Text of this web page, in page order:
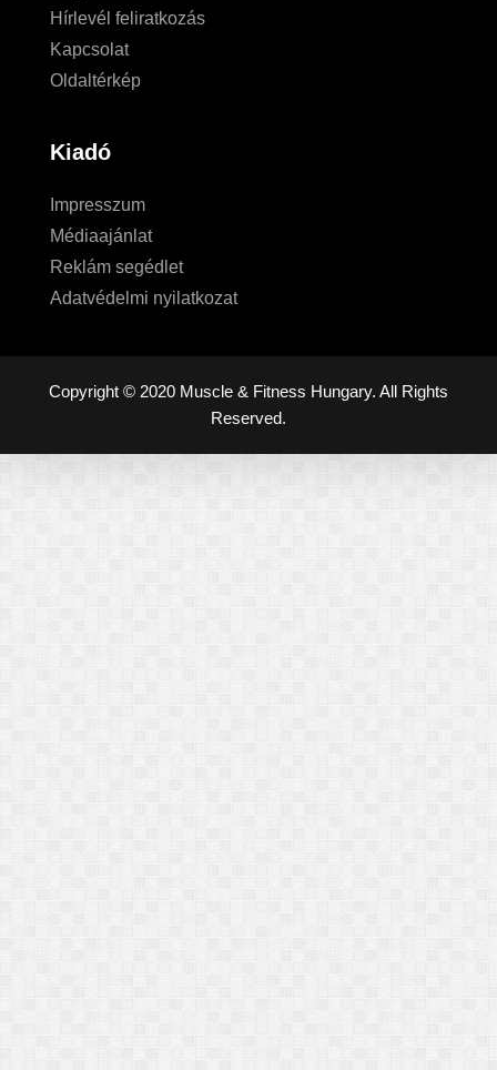
Hírlevél feliratkozás
Kapcsolat
Oldaltérkép
Kiadó
Impresszum
Médiaajánlat
Reklám segédlet
Adatvédelmi nyilatkozat
Copyright © 2020 Muscle & Fitness Hungary. All Rights
Reserved.